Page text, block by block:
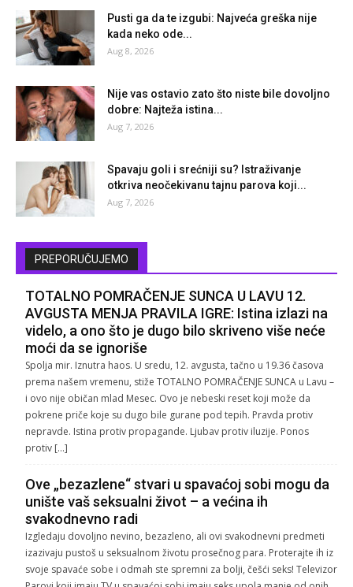
Pusti ga da te izgubi: Najveća greška nije
kada neko ode...
Aug 8, 2026
Nije vas ostavio zato što niste bile dovoljno
dobre: Najteža istina...
Aug 7, 2026
Spavaju goli i srećniji su? Istraživanje
otkriva neočekivanu tajnu parova koji...
Aug 7, 2026
PREPORUČUJEMO
TOTALNO POMRAČENJE SUNCA U LAVU 12.
AVGUSTA MENJA PRAVILA IGRE: Istina izlazi na
videlo, a ono što je dugo bilo skriveno više neće
moći da se ignoriše
Spolja mir. Iznutra haos. U sredu, 12. avgusta, tačno u 19.36 časova
prema našem vremenu, stiže TOTALNO POMRAČENJE SUNCA u Lavu –
i ovo nije običan mlad Mesec. Ovo je nebeski reset koji može da
pokrene priče koje su dugo bile gurane pod tepih. Pravda protiv
nepravde. Istina protiv propagande. Ljubav protiv iluzije. Ponos
protiv […]
Ove „bezazlene“ stvari u spavaćoj sobi mogu da
unište vaš seksualni život – a većina ih
svakodnevno radi
Izgledaju dovoljno nevino, bezazleno, ali ovi svakodnevni predmeti
izazivaju pustoš u seksualnom životu prosečnog para. Proterajte ih iz
svoje spavaće sobe i odmah ste spremni za bolji, češći seks! Televizor